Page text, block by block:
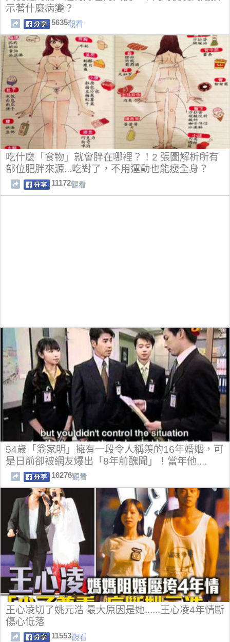
示著什麼病變？
5635觀看
吃什麼「食物」就會胖在哪裡？！2 張圖解析所有
部位肥胖來源...吃對了，不用運動也能瘦全身？
11172觀看
54歲「翁家明」擁有一段令人稱羨的16年婚姻，可
是日前卻被網友爆出「8年前醜聞」！當年他....
16276觀看
王心凌切了姚元浩 最大原因是她......王心凌4年情斷
傷心低落
11553觀看